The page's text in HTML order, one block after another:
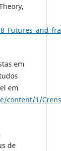
em
em
1/
de